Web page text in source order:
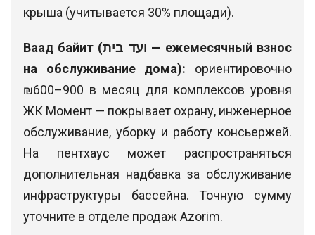
крыша (учитывается 30% площади).
Ваад байит (ועד בית — ежемесячный взнос
на обслуживание дома): ориентировочно
₪600–900 в месяц для комплексов уровня
ЖК Момент — покрывает охрану, инженерное
обслуживание, уборку и работу консьержей.
На пентхаус может распространяться
дополнительная надбавка за обслуживание
инфраструктуры бассейна. Точную сумму
уточните в отделе продаж Azorim.